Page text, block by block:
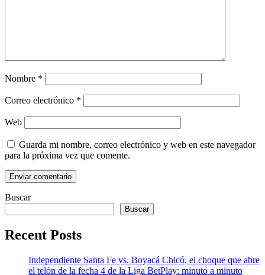
Nombre *
Correo electrónico *
Web
Guarda mi nombre, correo electrónico y web en este navegador
para la próxima vez que comente.
Buscar
Buscar
Recent Posts
Independiente Santa Fe vs. Boyacá Chicó, el choque que abre
el telón de la fecha 4 de la Liga BetPlay: minuto a minuto